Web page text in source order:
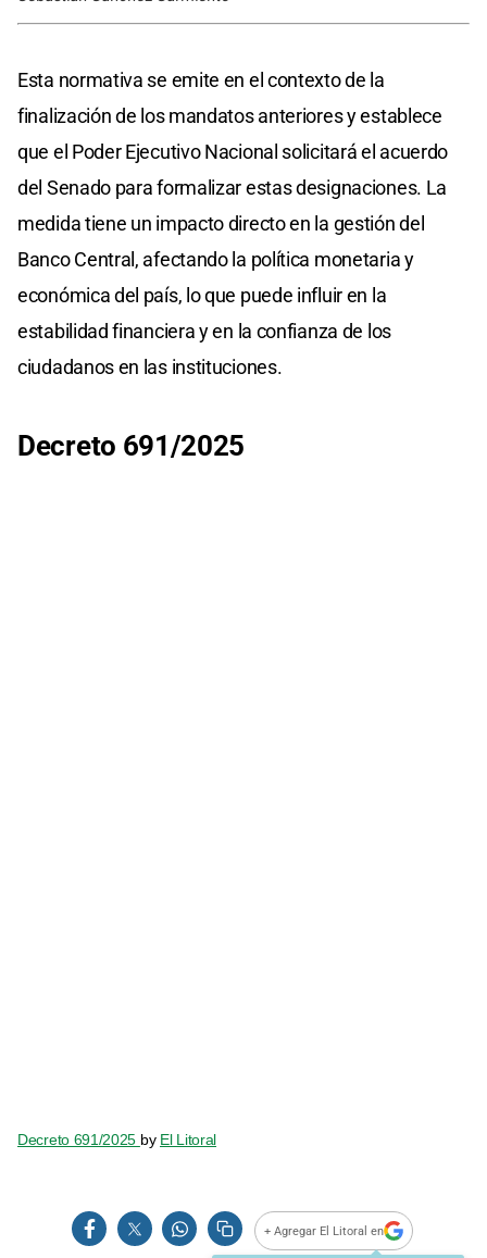
Esta normativa se emite en el contexto de la
finalización de los mandatos anteriores y establece
que el Poder Ejecutivo Nacional solicitará el acuerdo
del Senado para formalizar estas designaciones. La
medida tiene un impacto directo en la gestión del
Banco Central, afectando la política monetaria y
económica del país, lo que puede influir en la
estabilidad financiera y en la confianza de los
ciudadanos en las instituciones.
Decreto 691/2025
Decreto 691/2025 by El Litoral
+ Agregar El Litoral en